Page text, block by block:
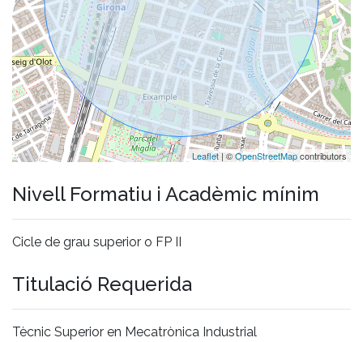
Leaflet| ©OpenStreetMapcontributors
Nivell Formatiu i Acadèmic mínim
Cicle de grau superior o FP II
Titulació Requerida
Tècnic Superior en Mecatrònica Industrial